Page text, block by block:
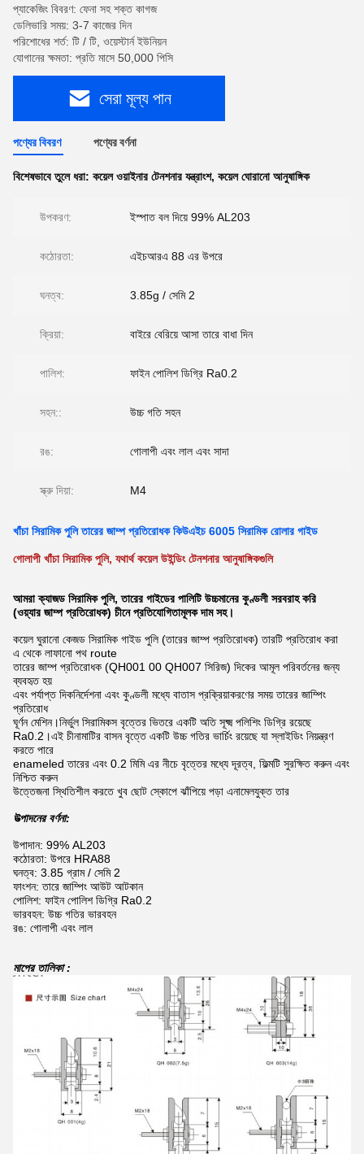
প্যাকেজিং বিবরণ: ফেনা সহ শক্ত কাগজ
ডেলিভারি সময়: 3-7 কাজের দিন
পরিশোধের শর্ত: টি / টি, ওয়েস্টার্ন ইউনিয়ন
যোগানের ক্ষমতা: প্রতি মাসে 50,000 পিসি
সেরা মূল্য পান
পণ্যের বিবরণ পণ্যের বর্ণনা
বিশেষভাবে তুলে ধরা: কয়েল ওয়াইনার টেনশনার যন্ত্রাংশ, কয়েল ঘোরানো আনুষাঙ্গিক
উপকরণ: ইস্পাত বল দিয়ে 99% AL203
কঠোরতা: এইচআরএ 88 এর উপরে
ঘনত্ব: 3.85g / সেমি 2
ক্রিয়া: বাইরে বেরিয়ে আসা তারে বাধা দিন
পালিশ: ফাইন পোলিশ ডিগ্রি Ra0.2
সহন:: উচ্চ গতি সহন
রঙ: গোলাপী এবং লাল এবং সাদা
স্ক্রু দিয়া: M4
খাঁচা সিরামিক পুলি তারের জাম্প প্রতিরোধক কিউএইচ 6005 সিরামিক রোলার গাইড
গোলাপী খাঁচা সিরামিক পুলি, যথার্থ কয়েল উইন্ডিং টেনশনার আনুষাঙ্গিকগুলি
আমরা ক্যাজড সিরামিক পুলি, তারের গাইডের পালিটি উচ্চমানের কুণ্ডলী সরবরাহ করি
(ওয়্যার জাম্প প্রতিরোধক) চীনে প্রতিযোগিতামূলক দাম সহ।
কয়েল ঘুরানো কেজড সিরামিক গাইড পুলি (তারের জাম্প প্রতিরোধক) তারটি প্রতিরোধ করা
এ থেকে লাফানো পথ route
তারের জাম্প প্রতিরোধক (QH001 00 QH007 সিরিজ) দিকের আমূল পরিবর্তনের জন্য
ব্যবহৃত হয়
এবং পর্যাপ্ত দিকনির্দেশনা এবং কুণ্ডলী মধ্যে বাতাস প্রক্রিয়াকরণের সময় তারের জাম্পিং
প্রতিরোধ
ঘূর্ণন মেশিন।নির্ভুল সিরামিকস বৃত্তের ভিতরে একটি অতি সূক্ষ্ম পলিশিং ডিগ্রি রয়েছে
Ra0.2।এই চীনামাটির বাসন বৃত্তে একটি উচ্চ গতির ভার্চিং রয়েছে যা স্লাইডিং নিয়ন্ত্রণ
করতে পারে
enameled তারের এবং 0.2 মিমি এর নীচে বৃত্তের মধ্যে দূরত্ব, ফিল্মটি সুরক্ষিত করুন এবং
নিশ্চিত করুন
উত্তেজনা স্থিতিশীল করতে খুব ছোট স্কোপে ঝাঁপিয়ে পড়া এনামেলযুক্ত তার
উত্পাদনের বর্ণনা:
উপাদান: 99% AL203
কঠোরতা: উপরে HRA88
ঘনত্ব: 3.85 গ্রাম / সেমি 2
ফাংশন: তারে জাম্পিং আউট আটকান
পোলিশ: ফাইন পোলিশ ডিগ্রি Ra0.2
ভারবহন: উচ্চ গতির ভারবহন
রঙ: গোলাপী এবং লাল
মাপের তালিকা :